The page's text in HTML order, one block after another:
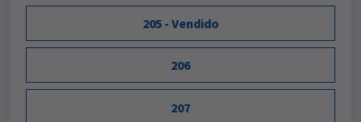
205 - Vendido
206
207